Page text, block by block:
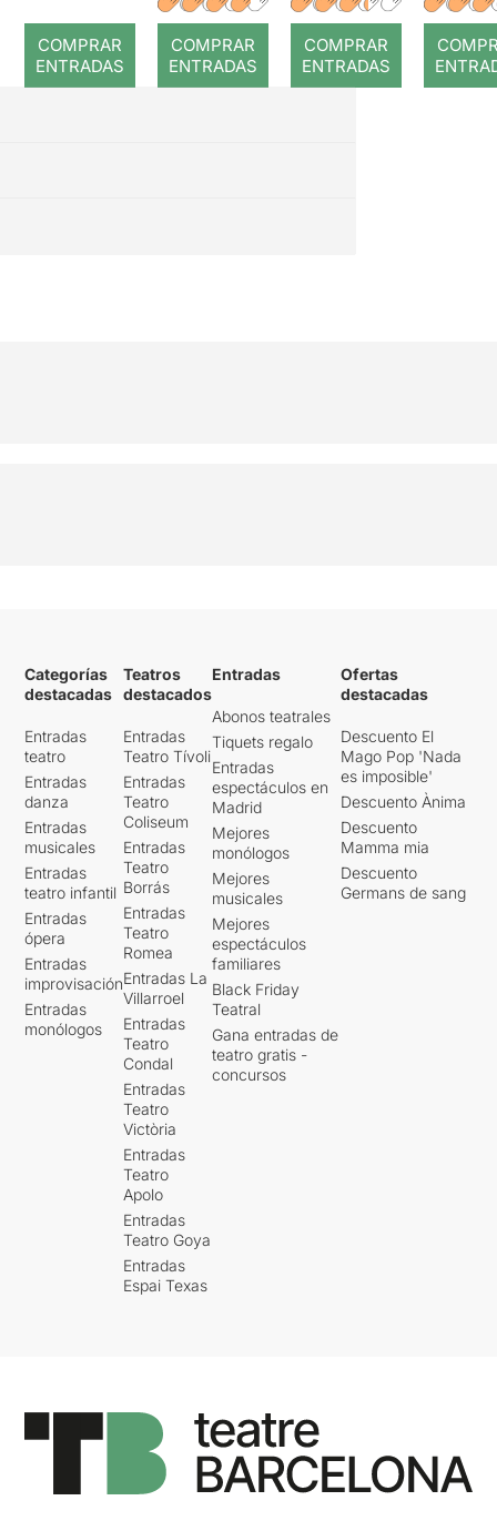
COMPRAR
ENTRADAS
COMPRAR
ENTRADAS
COMPRAR
ENTRADAS
Categorías
destacadas
Entradas
teatro
Entradas
danza
Entradas
musicales
Entradas
teatro infantil
Entradas
ópera
Entradas
improvisación
Entradas
monólogos
Teatros
destacados
Entradas
Teatro Tívoli
Entradas
Teatro
Coliseum
Entradas
Teatro
Borrás
Entradas
Teatro
Romea
Entradas La
Villarroel
Entradas
Teatro
Condal
Entradas
Teatro
Victòria
Entradas
Teatro
Apolo
Entradas
Teatro Goya
Entradas
Espai Texas
Entradas
Abonos teatrales
Tiquets regalo
Entradas
espectáculos en
Madrid
Mejores
monólogos
Mejores
musicales
Mejores
espectáculos
familiares
Black Friday
Teatral
Gana entradas de
teatro gratis -
concursos
Ofertas
destacadas
Descuento El
Mago Pop 'Nada
es imposible'
Descuento Ànima
Descuento
Mamma mia
Descuento
Germans de sang